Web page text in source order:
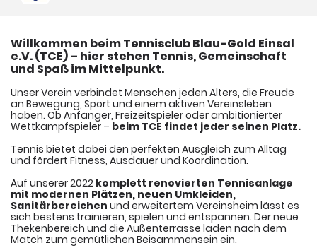
​Willkommen beim Tennisclub Blau-Gold Einsal
e.V. (TCE) – hier stehen Tennis, Gemeinschaft
und Spaß im Mittelpunkt.
​Unser Verein verbindet Menschen jeden Alters, die Freude
an Bewegung, Sport und einem aktiven Vereinsleben
haben. Ob Anfänger, Freizeitspieler oder ambitionierter
Wettkampfspieler – beim TCE findet jeder seinen Platz.
Tennis bietet dabei den perfekten Ausgleich zum Alltag
und fördert Fitness, Ausdauer und Koordination.
​Auf unserer 2022 komplett renovierten Tennisanlage
mit modernen Plätzen, neuen Umkleiden,
Sanitärbereichen und erweitertem Vereinsheim lässt es
sich bestens trainieren, spielen und entspannen. Der neue
Thekenbereich und die Außenterrasse laden nach dem
Match zum gemütlichen Beisammensein ein.